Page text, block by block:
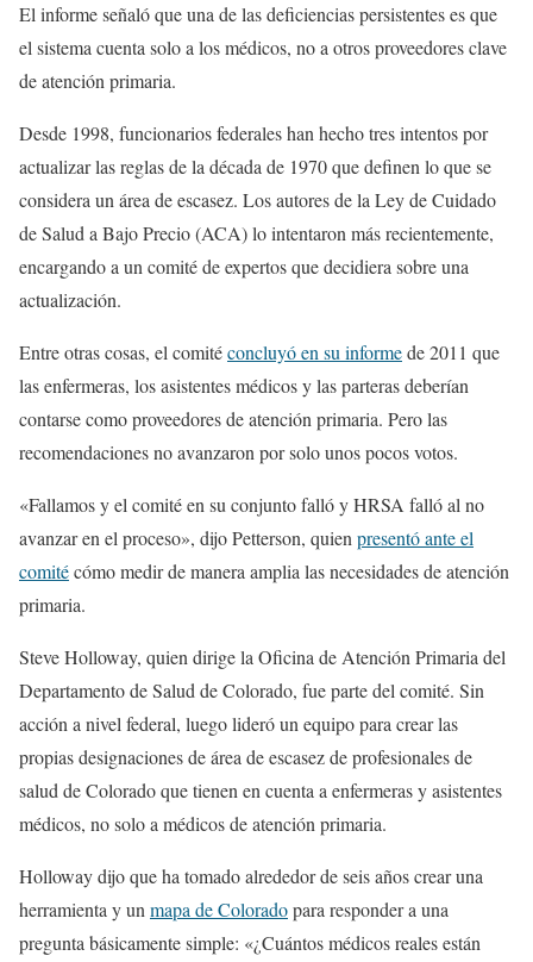
El informe señaló que una de las deficiencias persistentes es que
el sistema cuenta solo a los médicos, no a otros proveedores clave
de atención primaria.
Desde 1998, funcionarios federales han hecho tres intentos por
actualizar las reglas de la década de 1970 que definen lo que se
considera un área de escasez. Los autores de la Ley de Cuidado
de Salud a Bajo Precio (ACA) lo intentaron más recientemente,
encargando a un comité de expertos que decidiera sobre una
actualización.
Entre otras cosas, el comitéconcluyó en su informede 2011 que
las enfermeras, los asistentes médicos y las parteras deberían
contarse como proveedores de atención primaria. Pero las
recomendaciones no avanzaron por solo unos pocos votos.
«Fallamos y el comité en su conjunto falló y HRSA falló al no
avanzar en el proceso», dijo Petterson, quienpresentó ante el
comitécómo medir de manera amplia las necesidades de atención
primaria.
Steve Holloway, quien dirige la Oficina de Atención Primaria del
Departamento de Salud de Colorado, fue parte del comité. Sin
acción a nivel federal, luego lideró un equipo para crear las
propias designaciones de área de escasez de profesionales de
salud de Colorado que tienen en cuenta a enfermeras y asistentes
médicos, no solo a médicos de atención primaria.
Holloway dijo que ha tomado alrededor de seis años crear una
herramienta y unmapa de Coloradopara responder a una
pregunta básicamente simple: «¿Cuántos médicos reales están